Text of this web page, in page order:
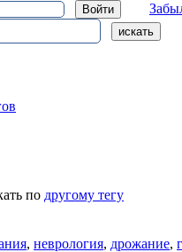
по другому тегу
, неврология, дрожание,